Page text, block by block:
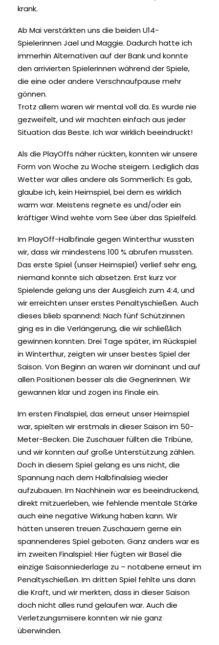
krank.
Ab Mai verstärkten uns die beiden U14-
Spielerinnen Jael und Maggie. Dadurch hatte ich
immerhin Alternativen auf der Bank und konnte
den arrivierten Spielerinnen während der Spiele,
die eine oder andere Verschnaufpause mehr
gönnen.
Trotz allem waren wir mental voll da. Es wurde nie
gezweifelt, und wir machten einfach aus jeder
Situation das Beste. Ich war wirklich beeindruckt!
Als die PlayOffs näher rückten, konnten wir unsere
Form von Woche zu Woche steigern. Lediglich das
Wetter war alles andere als Sommerlich: Es gab,
glaube ich, kein Heimspiel, bei dem es wirklich
warm war. Meistens regnete es und/oder ein
kräftiger Wind wehte vom See über das Spielfeld.
Im PlayOff-Halbfinale gegen Winterthur wussten
wir, dass wir mindestens 100 % abrufen mussten.
Das erste Spiel (unser Heimspiel) verlief sehr eng,
niemand konnte sich absetzen. Erst kurz vor
Spielende gelang uns der Ausgleich zum 4:4, und
wir erreichten unser erstes Penaltyschießen. Auch
dieses blieb spannend: Nach fünf Schützinnen
ging es in die Verlängerung, die wir schließlich
gewinnen konnten. Drei Tage später, im Rückspiel
in Winterthur, zeigten wir unser bestes Spiel der
Saison. Von Beginn an waren wir dominant und auf
allen Positionen besser als die Gegnerinnen. Wir
gewannen klar und zogen ins Finale ein.
Im ersten Finalspiel, das erneut unser Heimspiel
war, spielten wir erstmals in dieser Saison im 50-
Meter-Becken. Die Zuschauer füllten die Tribüne,
und wir konnten auf große Unterstützung zählen.
Doch in diesem Spiel gelang es uns nicht, die
Spannung nach dem Halbfinalsieg wieder
aufzubauen. Im Nachhinein war es beeindruckend,
direkt mitzuerleben, wie fehlende mentale Stärke
auch eine negative Wirkung haben kann. Wir
hätten unseren treuen Zuschauern gerne ein
spannenderes Spiel geboten. Ganz anders war es
im zweiten Finalspiel: Hier fügten wir Basel die
einzige Saisonniederlage zu – notabene erneut im
Penaltyschießen. Im dritten Spiel fehlte uns dann
die Kraft, und wir merkten, dass in dieser Saison
doch nicht alles rund gelaufen war. Auch die
Verletzungsmisere konnten wir nie ganz
überwinden.